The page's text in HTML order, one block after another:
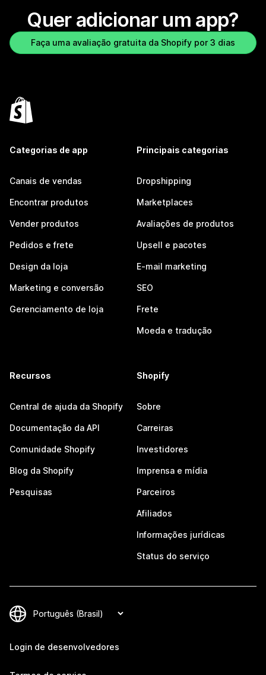
Quer adicionar um app?
Faça uma avaliação gratuita da Shopify por 3 dias
Categorias de app
Canais de vendas
Encontrar produtos
Vender produtos
Pedidos e frete
Design da loja
Marketing e conversão
Gerenciamento de loja
Principais categorias
Dropshipping
Marketplaces
Avaliações de produtos
Upsell e pacotes
E-mail marketing
SEO
Frete
Moeda e tradução
Recursos
Central de ajuda da Shopify
Documentação da API
Comunidade Shopify
Blog da Shopify
Pesquisas
Shopify
Sobre
Carreiras
Investidores
Imprensa e mídia
Parceiros
Afiliados
Informações jurídicas
Status do serviço
Login de desenvolvedores